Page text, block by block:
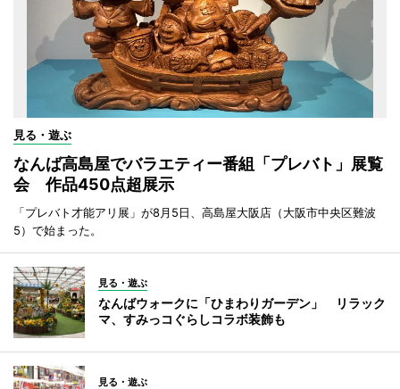
見る・遊ぶ
なんば高島屋でバラエティー番組「プレバト」展覧
会 作品450点超展示
「プレバト才能アリ展」が8月5日、高島屋大阪店（大阪市中央区難波
5）で始まった。
見る・遊ぶ
なんばウォークに「ひまわりガーデン」 リラック
マ、すみっコぐらしコラボ装飾も
見る・遊ぶ